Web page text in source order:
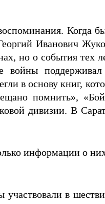
Когда
Иванович
но о события тех
войны
в основу книг,
помнить»,
дивизии. В
информации о
в